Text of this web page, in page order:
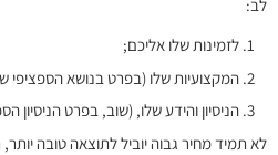
לב:
לזמינות שלו אליכם;
המקצועיות שלו (בפרט בנושא
הניסיון והידע שלו, (שוב, בפרט הניסיון
לא תמיד מחיר גבוה יוביל לתוצאה טובה